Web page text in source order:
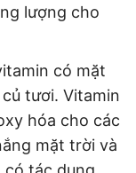
lượng cho
có mặt
tươi. Vitamin
hóa cho các
mặt trời và